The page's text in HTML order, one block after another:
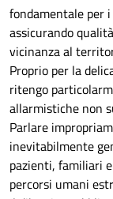
fondamentale per
assicurando
vicinanza al
Proprio per la
ritengo
allarmistiche non
Parlare
inevitabilmente
pazienti, familiari
percorsi umani